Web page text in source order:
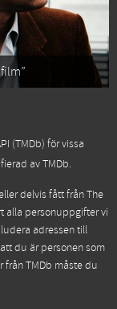
(TMDb) för vissa
av TMDb.
delvis fått frånThe
alla personuppgifter vi
adressen till
du är personen som
från TMDb måste du